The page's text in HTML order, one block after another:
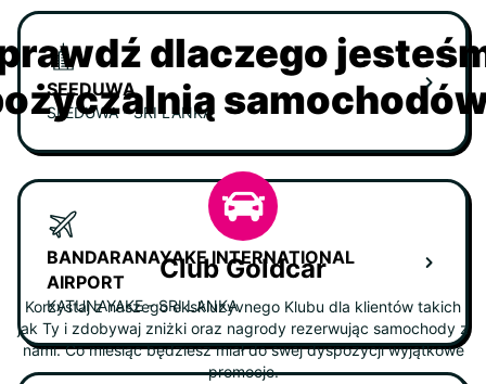
SEEDUWA
SEEDUWA - SRI LANKA
BANDARANAYAKE INTERNATIONAL
AIRPORT
KATUNAYAKE - SRI LANKA
dlaczego
Club Goldcar
Korzystaj z naszego ekskluzyvnego Klubu dla klientów takich
jak Ty i zdobywaj zniżki oraz nagrody rezerwując samochody z
nami. Co miesiąc będziesz miał do swej dyspozycji wyjątkowe
promocje.